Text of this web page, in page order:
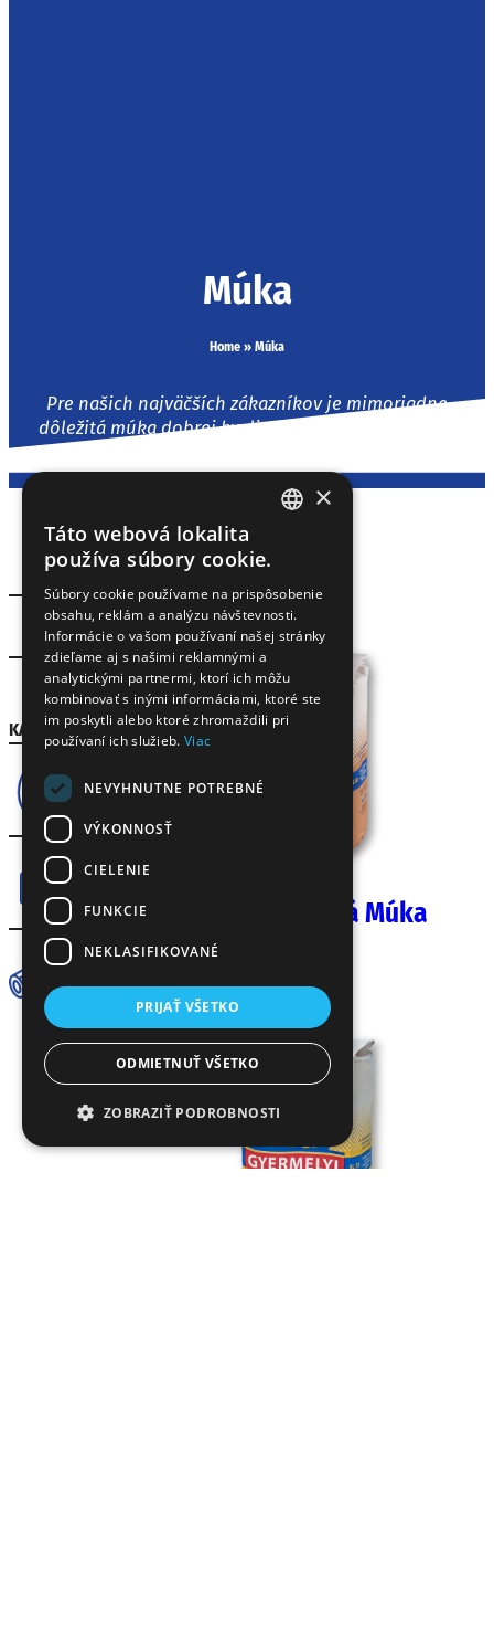
Múka
Home » Múka
Pre našich najväčších zákazníkov je mimoriadne
dôležitá múka dobrej kvality. Skupina spoločností
Gyermelyi preto vytvorila efektívny, uzavretý systém
pre pestovanie pšenice.
Domácnosť
Gastro
KATEGÓRIE
Vajcia
Múk
a
Cestovi
ny
Biela Chlebová Múka
SK
×
Táto webová lokalita
používa súbory cookie.
Súbory cookie používame na prispôsobenie
obsahu, reklám a analýzu návštevnosti.
Informácie o vašom používaní našej stránky
zdieľame aj s našimi reklamnými a
analytickými partnermi, ktorí ich môžu
kombinovať s inými informáciami, ktoré ste
im poskytli alebo ktoré zhromaždili pri
používaní ich služieb. Viac
NEVYHNUTNE POTREBNÉ
VÝKONNOSŤ
CIELENIE
FUNKCIE
NEKLASIFIKOVANÉ
PRIJAŤ VŠETKO
ODMIETNUŤ VŠETKO
ZOBRAZIŤ PODROBNOSTI